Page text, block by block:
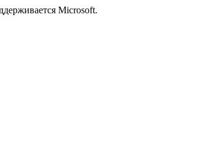
Microsoft.